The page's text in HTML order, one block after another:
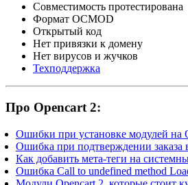
Cовместимость протестирована
Формат OCMOD
Открытый код
Нет привязки к домену
Нет вирусов и жучков
Техподдержка
Про Opencart 2:
Ошибки при установке модулей на
Ошибка при подтверждении заказа
Как добавить мета-теги на
Ошибка Call to undefined method